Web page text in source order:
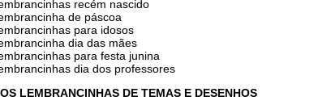
recém nascido
de páscoa
para idosos
dia das mães
para festa junina
dia dos professores
LEMBRANCINHAS DE TEMAS E DESENHOS